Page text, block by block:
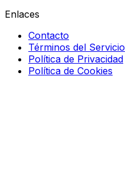
Enlaces
Contacto
Términos del Servicio
Política de Privacidad
Política de Cookies